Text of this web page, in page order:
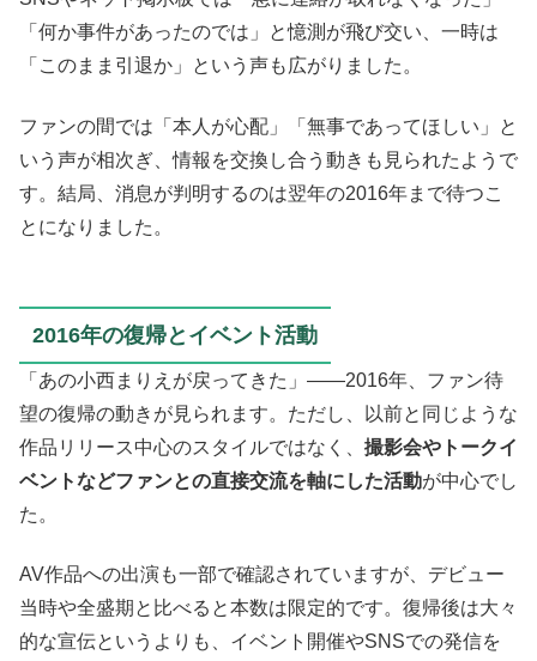
「何か事件があったのでは」と憶測が飛び交い、一時は
「このまま引退か」という声も広がりました。
ファンの間では「本人が心配」「無事であってほしい」と
いう声が相次ぎ、情報を交換し合う動きも見られたようで
す。結局、消息が判明するのは翌年の2016年まで待つこ
とになりました。
2016年の復帰とイベント活動
「あの小西まりえが戻ってきた」――2016年、ファン待
望の復帰の動きが見られます。ただし、以前と同じような
作品リリース中心のスタイルではなく、 撮影会やトークイ
ベントなどファンとの直接交流を軸にした活動が中心でし
た。
AV作品への出演も一部で確認されていますが、デビュー
当時や全盛期と比べると本数は限定的です。復帰後は大々
的な宣伝というよりも、イベント開催やSNSでの発信を